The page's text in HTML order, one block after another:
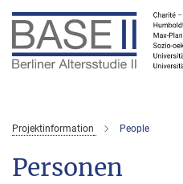
Hauptinhalt
Projektinformation People
Personen